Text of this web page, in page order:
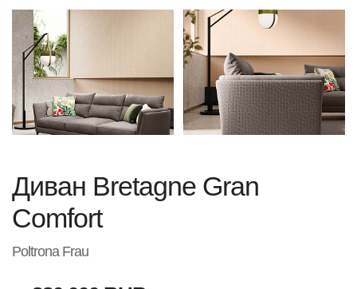
Диван Bretagne Gran
Comfort
Poltrona Frau